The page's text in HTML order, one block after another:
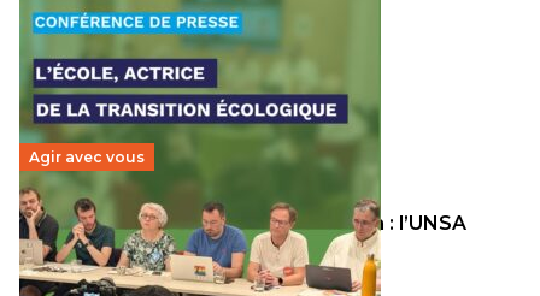
Agir avec vous
Transition écologique de l’éducation : l’UNSA
Éducation fait bouger les lignes
30 juin 2026-National